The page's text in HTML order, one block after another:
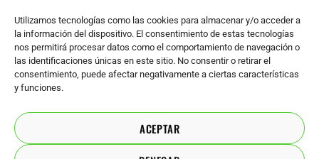
Utilizamos tecnologías como las cookies para almacenar y/o acceder a
la información del dispositivo. El consentimiento de estas tecnologías
nos permitirá procesar datos como el comportamiento de navegación o
las identificaciones únicas en este sitio. No consentir o retirar el
consentimiento, puede afectar negativamente a ciertas características
y funciones.
ACEPTAR
ACUERDOS LEGALES
Quienes somos
Productos
Máquinas Industriales
Marcas